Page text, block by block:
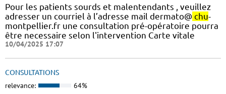
Pour les patients sourds et malentendants , veuillez
adresser un courriel à l’adresse mail dermato@ chu-
montpellier.fr une consultation pré-opératoire pourra
être necessaire selon l'intervention Carte vitale
10/04/2025 17:07
CONSULTATIONS
relevance: 64%